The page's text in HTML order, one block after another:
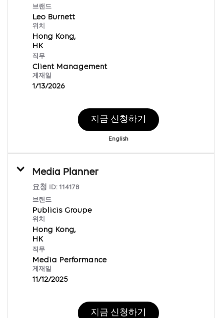
브랜드
Leo Burnett
위치
Hong Kong,
직무
Client Management
게재일
1/13/2026
지금 신청하기
English
Media Planner
요청 ID: 114178
브랜드
Publicis Groupe
위치
Hong Kong,
직무
Media Performance
게재일
11/12/2025
지금 신청하기